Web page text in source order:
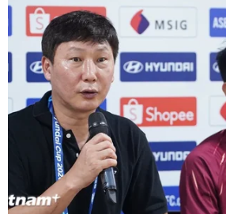
Iran: 77 người thiệt mạng